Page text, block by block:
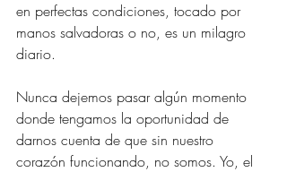
en perfectas condiciones, tocado por
manos salvadoras o no, es un milagro
diario.
Nunca dejemos pasar algún momento
donde tengamos la oportunidad de
darnos cuenta de que sin nuestro
corazón funcionando, no somos. Yo, el